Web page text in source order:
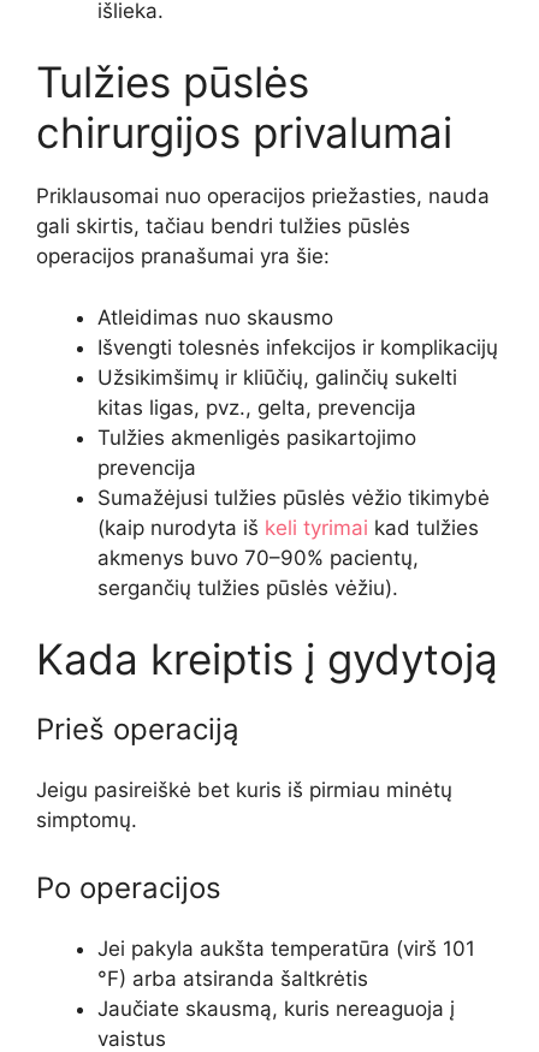
išlieka.
Tulžies pūslės
chirurgijos privalumai
Priklausomai nuo operacijos priežasties, nauda
gali skirtis, tačiau bendri tulžies pūslės
operacijos pranašumai yra šie:
Atleidimas nuo skausmo
Išvengti tolesnės infekcijos ir komplikacijų
Užsikimšimų ir kliūčių, galinčių sukelti
kitas ligas, pvz., gelta, prevencija
Tulžies akmenligės pasikartojimo
prevencija
Sumažėjusi tulžies pūslės vėžio tikimybė
(kaip nurodyta iš keli tyrimai kad tulžies
akmenys buvo 70–90% pacientų,
sergančių tulžies pūslės vėžiu).
Kada kreiptis į gydytoją
Prieš operaciją
Jeigu pasireiškė bet kuris iš pirmiau minėtų
simptomų.
Po operacijos
Jei pakyla aukšta temperatūra (virš 101
°F) arba atsiranda šaltkrėtis
Jaučiate skausmą, kuris nereaguoja į
vaistus